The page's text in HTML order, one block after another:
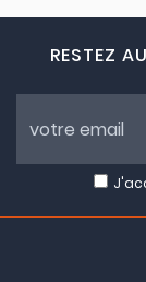
RESTEZ